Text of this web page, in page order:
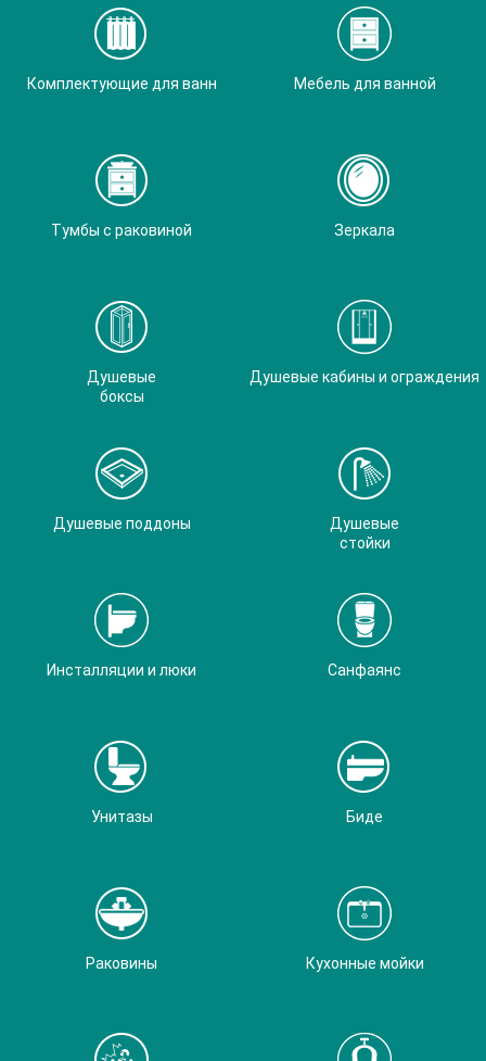
Комплектующие для ванн Мебель для ванной
Тумбы с раковиной Зеркала
Душевые
боксы
Душевые кабины и ограждения
Душевые поддоны
Душевые
стойки
Инсталляции и люки Санфаянс
Унитазы Биде
Раковины Кухонные мойки